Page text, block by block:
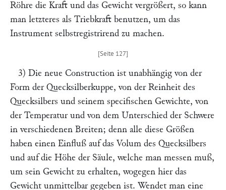
Röhre die Kraft und das Gewicht vergrößert, so kann
man letzteres als Triebkraft benutzen, um das
Instrument selbstregistrirend zu machen.
3) Die neue Construction ist unabhängig von der
Form der Quecksilberkuppe, von der Reinheit des
Quecksilbers und seinem specifischen Gewichte, von
der Temperatur und von dem Unterschied der Schwere
in verschiedenen Breiten; denn alle diese Größen
haben einen Einfluß auf das Volum des Quecksilbers
und auf die Höhe der Säule, welche man messen muß,
um sein Gewicht zu erhalten, wogegen hier das
Gewicht unmittelbar gegeben ist. Wendet man eine